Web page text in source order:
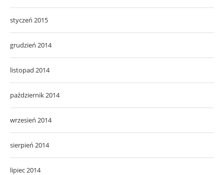
styczeń 2015
grudzień 2014
listopad 2014
październik 2014
wrzesień 2014
sierpień 2014
lipiec 2014